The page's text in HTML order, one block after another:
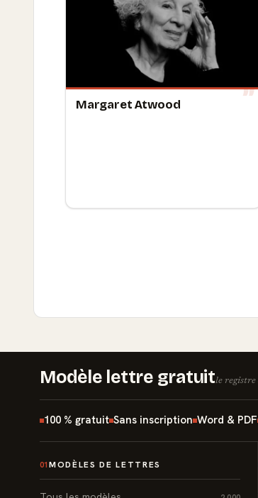
Margaret Atwood
Modèle lettre gratuitle registre
100 % gratuit Sans inscription Word & PDF
01 MODÈLES DE LETTRES